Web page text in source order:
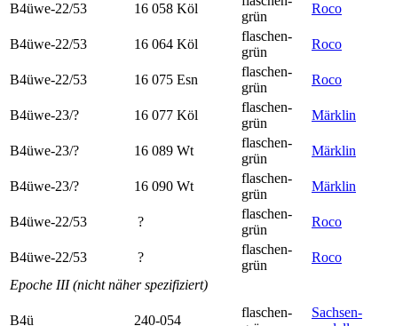
B4üwe-22/53 16 058 Köl
grün
Roco
B4üwe-22/53 16 064 Köl
flaschen­
grün
Roco
B4üwe-22/53 16 075 Esn
flaschen­
grün
Roco
B4üwe-23/? 16 077 Köl
flaschen­
grün
Märklin
B4üwe-23/? 16 089 Wt
flaschen­
grün
Märklin
B4üwe-23/? 16 090 Wt
flaschen­
grün
Märklin
B4üwe-22/53 ?
flaschen­
grün
Roco
B4üwe-22/53 ?
flaschen­
grün
Roco
Epoche III (nicht näher spezifiziert)
B4ü 240-054
flaschen­
Sachsen­